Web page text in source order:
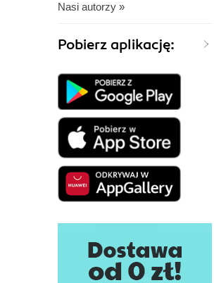
Nasi autorzy »
Pobierz aplikację: